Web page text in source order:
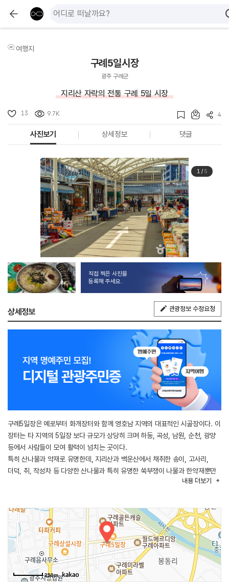
여행지
구례5일시장
광주 구례군
지리산 자락의 전통 구례 5일 시장
13 9.7K 4
사진보기 상세정보 댓글
1/ 5
직접 찍은 사진을
등록해 주세요.
상세정보 관광정보 수정요청
구례5일장은 예로부터 화개장터와 함께 영호남 지역의 대표적인 시골장이다. 이
장터는 타 지역의 5일장 보다 규모가 상당히 크며 하동, 곡성, 남원, 순천, 광양
등에서 사람들이 모여 활력이 넘치는 곳이다.
특히 산나물과 약재로 유명한데, 지리산과 백운산에서 채취한 송이, 고사리,
더덕, 취, 작성차 등 다양한 산나물과 특히 유명한 쑥부쟁이 나물과 한약재뿐만
아니라, 구례의 특산품인 산수유, 밤, 매실, 감도 많이 거래되고 있다.
또한, 섬진강이 흐르는 고장답게 다슬기도 유명한 거래 품목이다. 이곳은 시장
이용객들의 먹거리 수용에 부응하여 8개의 '청년점포'를 마련하여 5일시장에
새로운 활력을 불어넣고 있으며 전통 먹거리인 팥죽과 수구레 국밥도 있어서
다양한 미각의 체험을 경험할 수 있다. 구례 특산품을 전시 판매하는
'구례모아'도 시장에 자리잡고 있다.
구례5일시장은 구례 공영 버스터미널에서 차량으로는 2분, 도보로는 약 10분
거리에 위치해 있으며, 서시천과도 가까운 거리에 있다.
내용 더보기
250m